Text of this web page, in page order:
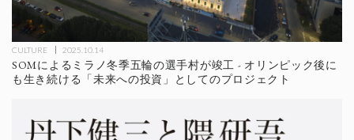
CULTURE 2025.10.14
SOMによるミラノ冬季五輪の選手村が竣工 - オリンピック後に
も生き続ける「未来への投資」としてのプロジェクト